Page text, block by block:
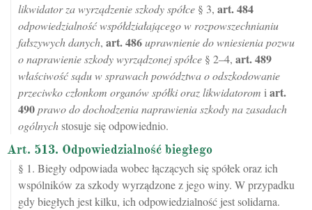
likwidator za wyrządzenie szkody spółce § 3, art.484
odpowiedzialność współdziałającego w rozpowszechnianiu
fałszywych danych, art.486uprawnienie do wniesienia pozwu
o naprawienie szkody wyrządzonej spółce § 2–4, art.489
właściwość sądu w sprawach powództwa o odszkodowanie
przeciwko członkom organów spółki oraz likwidatorom i art.
490prawo do dochodzenia naprawienia szkody na zasadach
ogólnychstosuje się odpowiednio.
Art. 513. Odpowiedzialność biegłego
§ 1. Biegły odpowiada wobec łączących się spółek oraz ich
wspólników za szkody wyrządzone z jego winy. W przypadku
gdy biegłych jest kilku, ich odpowiedzialność jest solidarna.